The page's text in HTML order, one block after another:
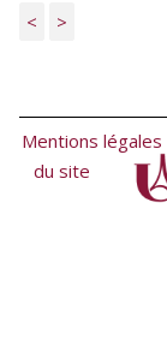
< >
Mentions légales
du site